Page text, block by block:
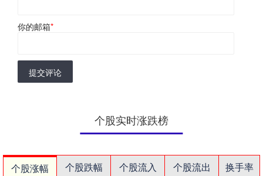
你的邮箱*
提交评论
个股实时涨跌榜
个股涨幅 个股跌幅 个股流入 个股流出
换手率